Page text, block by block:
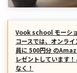
Vook school モーシ
コースでは、オンラ
員に 500円分 の
レゼントしています
なく！